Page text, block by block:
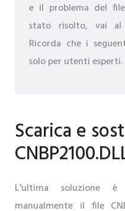
e il problema del file
stato risolto, vai al
Ricorda che i
solo per utenti esperti.
Scarica e
L'ultima soluzione
manualmente il file